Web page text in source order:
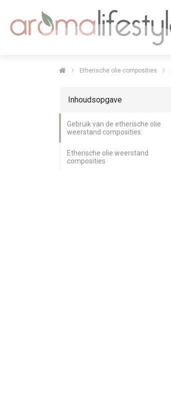
Etherische olie composities
Inhoudsopgave
Gebruik van de etherische olie
weerstand composities:
Etherische olie weerstand
composities